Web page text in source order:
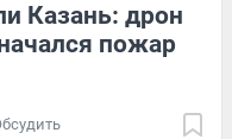
Казань: дрон
пожар